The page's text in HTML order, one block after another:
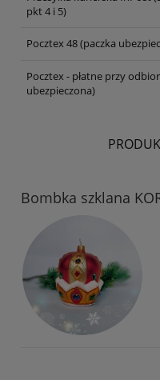
pkt 4 i 5)
Pocztex 48 (paczka
Pocztex - płatne przy
ubezpieczona)
Bombka szklana